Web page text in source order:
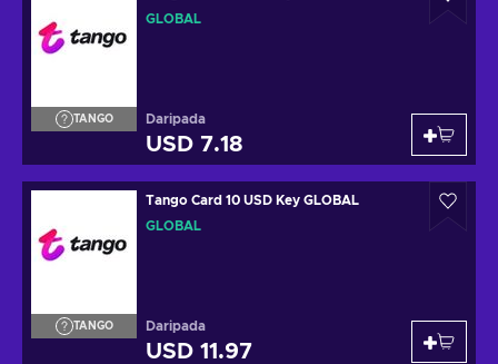
TANGO
GLOBAL
Daripada
USD 7.18
TANGO
Tango Card 10 USD Key GLOBAL
GLOBAL
Daripada
USD 11.97